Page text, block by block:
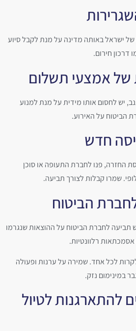
של ישראל באותה מדינה על מנת לקבל סיוע
דרכון חירום.
של אמצעי תשלום
יש לחסום אותו מידית על מנת למנוע
הביטוח על האירוע.
חדש
החזרה, פנו לחברת התעופה או סוכן
שמרו קבלות לצורך תביעה.
הביטוח
תביעה לחברת הביטוח על ההוצאות שנגרמו
רלוונטיות.
לכל אחד. שמירה על ערנות ופעולה
במינימום נזק.
להתארגנות לטיול